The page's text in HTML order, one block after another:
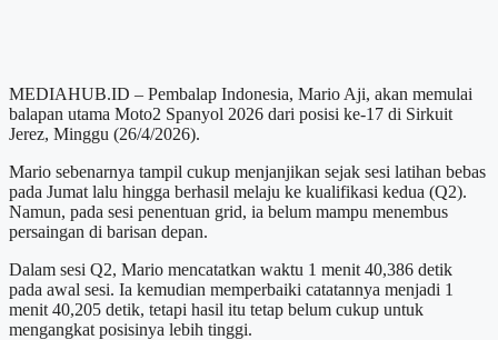
MEDIAHUB.ID – Pembalap Indonesia, Mario Aji, akan memulai
balapan utama Moto2 Spanyol 2026 dari posisi ke-17 di Sirkuit
Jerez, Minggu (26/4/2026).
Mario sebenarnya tampil cukup menjanjikan sejak sesi latihan bebas
pada Jumat lalu hingga berhasil melaju ke kualifikasi kedua (Q2).
Namun, pada sesi penentuan grid, ia belum mampu menembus
persaingan di barisan depan.
Dalam sesi Q2, Mario mencatatkan waktu 1 menit 40,386 detik
pada awal sesi. Ia kemudian memperbaiki catatannya menjadi 1
menit 40,205 detik, tetapi hasil itu tetap belum cukup untuk
mengangkat posisinya lebih tinggi.